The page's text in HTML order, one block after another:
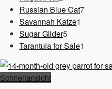
Produkte
Russian Blue Cat77
Savannah Katze1
Sugar Glider55
Produkte
Tarantula for Sale1
Schnellansicht